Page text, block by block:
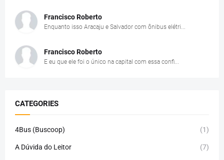
Francisco Roberto
Enquanto isso Aracaju e Salvador com ônibus elétri...
Francisco Roberto
E eu que ele foi o único na capital com essa confi...
CATEGORIES
4Bus (Buscoop) (1)
A Dúvida do Leitor (7)